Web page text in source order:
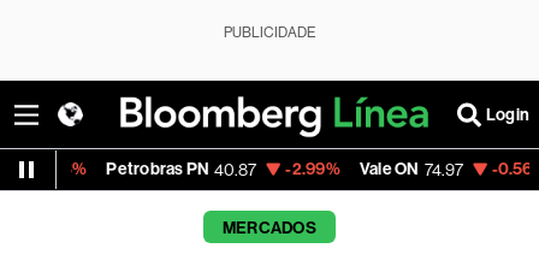
PUBLICIDADE
Login
Petrobras PN 40.87 -2.99% Vale ON 74.97 -0.56% Itaú PN
MERCADOS